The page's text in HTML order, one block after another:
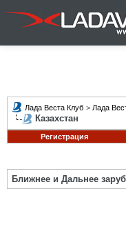
Лада Веста Клуб > Лада
Казахстан
Регистрация
Ближнее и Дальнее